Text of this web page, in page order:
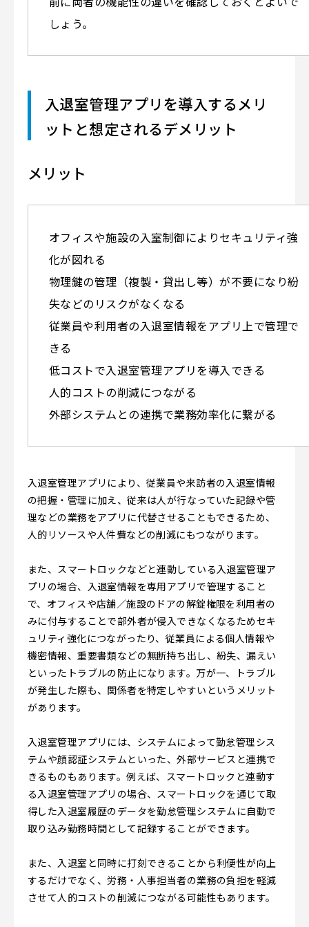
しょう。
入退室管理アプリを導入するメリ
ットと想定されるデメリット
メリット
オフィスや施設の入室制御によりセキュリティ強
化が図れる
物理鍵の管理（複製・貸出し等）が不要になり紛
失などのリスクがなくなる
従業員や利用者の入退室情報をアプリ上で管理で
きる
低コストで入退室管理アプリを導入できる
人的コストの削減につながる
外部システムとの連携で業務効率化に繋がる
入退室管理アプリにより、従業員や来訪者の入退室情報
の把握・管理に加え、従来は人が行なっていた記録や管
理などの業務をアプリに代替させることもできるため、
人的リソースや人件費などの削減にもつながります。
また、スマートロックなどと連動している入退室管理ア
プリの場合、入退室情報を専用アプリで管理すること
で、オフィスや店舗／施設のドアの解錠権限を利用者の
みに付与することで部外者が侵入できなくなるためセキ
ュリティ強化につながったり、従業員による個人情報や
機密情報、重要書類などの無断持ち出し、紛失、漏えい
といったトラブルの防止になります。万が一、トラブル
が発生した際も、関係者を特定しやすいというメリット
があります。
入退室管理アプリには、システムによって勤怠管理シス
テムや顔認証システムといった、外部サービスと連携で
きるものもあります。例えば、スマートロックと連動す
る入退室管理アプリの場合、スマートロックを通じて取
得した入退室履歴のデータを勤怠管理システムに自動で
取り込み勤務時間として記録することができます。
また、入退室と同時に打刻できることから利便性が向上
するだけでなく、労務・人事担当者の業務の負担を軽減
させて人的コストの削減につながる可能性もあります。